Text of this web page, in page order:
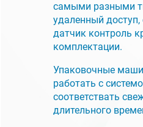
самыми разными
удаленный доступ,
датчик контроль
комплектации.
Упаковочные
работать с
соответствать
длительного